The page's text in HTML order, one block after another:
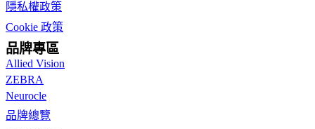
隱私權政策
Cookie 政策
品牌專區
Allied Vision
ZEBRA
Neurocle
品牌總覽